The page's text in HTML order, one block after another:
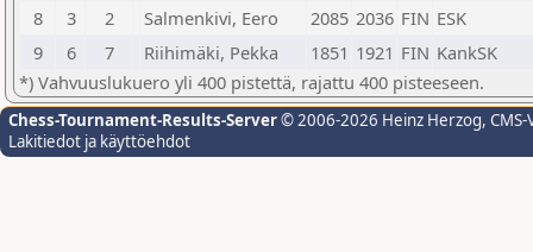
8
3 2 Salmenkivi, Eero 2085 2036 FIN ESK
9
6 7 Riihimäki, Pekka 1851 1921 FIN KankSK
*) Vahvuuslukuero yli 400 pistettä, rajattu 400 pisteeseen.
Chess-Tournament-Results-Server© 2006-2026 Heinz Herzog,
Lakitiedot ja käyttöehdot